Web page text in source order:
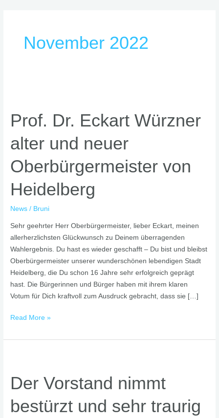
November 2022
Prof. Dr. Eckart Würzner
alter und neuer
Oberbürgermeister von
Heidelberg
News / Bruni
Sehr geehrter Herr Oberbürgermeister, lieber Eckart, meinen
allerherzlichsten Glückwunsch zu Deinem überragenden
Wahlergebnis. Du hast es wieder geschafft – Du bist und bleibst
Oberbürgermeister unserer wunderschönen lebendigen Stadt
Heidelberg, die Du schon 16 Jahre sehr erfolgreich geprägt
hast. Die Bürgerinnen und Bürger haben mit ihrem klaren
Votum für Dich kraftvoll zum Ausdruck gebracht, dass sie […]
Eckart
Würzner
alter
und
neuer
Oberbürgermeister
Heidelberg
Read More »
Der Vorstand nimmt
bestürzt und sehr traurig
nimmt
bestürzt
und
sehr